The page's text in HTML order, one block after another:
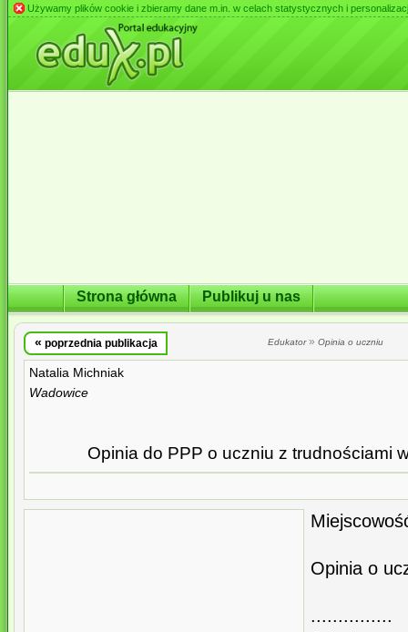
Używamy plików cookie i zbieramy dane m.in. w celach statystycznych i
Strona główna Publikuj u nas
« poprzednia publikacja Edukator» Opinia o uczniu
Natalia Michniak
Wadowice
Opinia do PPP o uczniu z trudnościami
Opinia o